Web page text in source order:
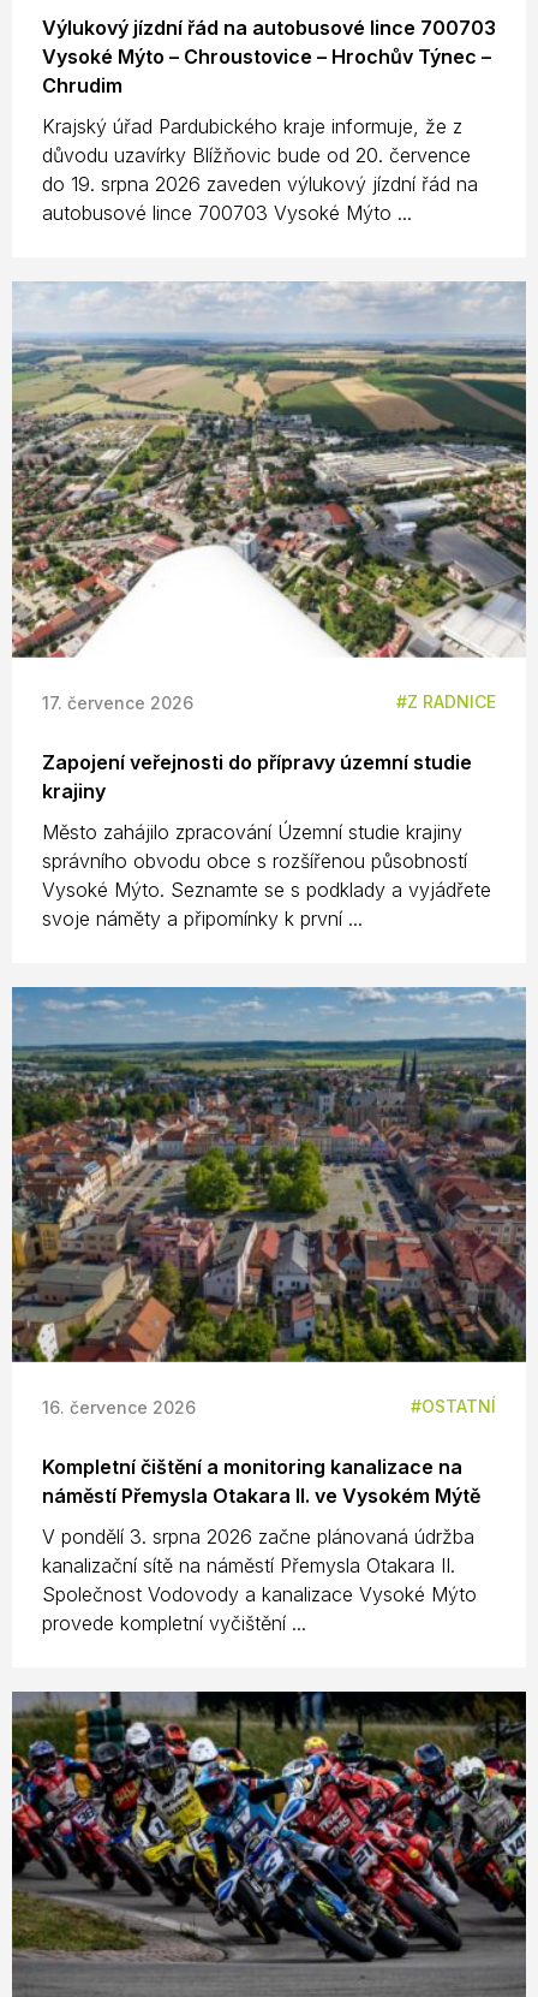
Výlukový jízdní řád na autobusové lince 700703
Vysoké Mýto – Chroustovice – Hrochův Týnec –
Chrudim
Krajský úřad Pardubického kraje informuje, že z
důvodu uzavírky Blížňovic bude od 20. července
do 19. srpna 2026 zaveden výlukový jízdní řád na
autobusové lince 700703 Vysoké Mýto ...
17. července 2026 Z RADNICE
Zapojení veřejnosti do přípravy územní studie
krajiny
Město zahájilo zpracování Územní studie krajiny
správního obvodu obce s rozšířenou působností
Vysoké Mýto. Seznamte se s podklady a vyjádřete
svoje náměty a připomínky k první ...
16. července 2026 OSTATNÍ
Kompletní čištění a monitoring kanalizace na
náměstí Přemysla Otakara II. ve Vysokém Mýtě
V pondělí 3. srpna 2026 začne plánovaná údržba
kanalizační sítě na náměstí Přemysla Otakara II.
Společnost Vodovody a kanalizace Vysoké Mýto
provede kompletní vyčištění ...